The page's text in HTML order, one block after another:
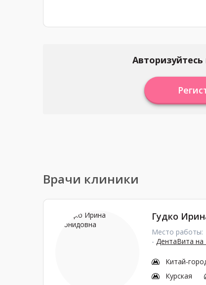
Врачи клиники
Гудко
Место работы:
- ДентаВита на
Китай-
Курская